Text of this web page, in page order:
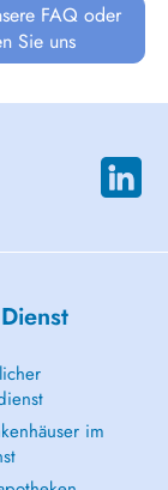
FAQ oder
Sie uns
im